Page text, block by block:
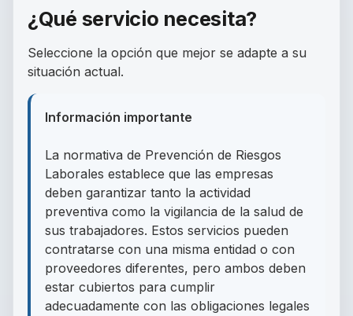
¿Qué servicio necesita?
Seleccione la opción que mejor se adapte a su
situación actual.
Información importante
La normativa de Prevención de Riesgos
Laborales establece que las empresas
deben garantizar tanto la actividad
preventiva como la vigilancia de la salud de
sus trabajadores. Estos servicios pueden
contratarse con una misma entidad o con
proveedores diferentes, pero ambos deben
estar cubiertos para cumplir
adecuadamente con las obligaciones legales